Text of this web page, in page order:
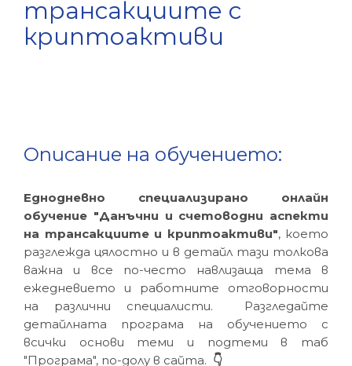
трансакциите с
криптоактиви
Описание на обучението:
Еднодневно специализирано онлайн
обучение "Данъчни и счетоводни аспекти
на трансакциите и криптоактиви", което
разглежда цялостно и в детайл тази толкова
важна и все по-често навлизаща тема в
ежедневието и работните отговорности
на различни специалисти. Разгледайте
детайлната програма на обучението с
всички основи теми и подтеми в таб
"Програма", по-долу в сайта. 👇